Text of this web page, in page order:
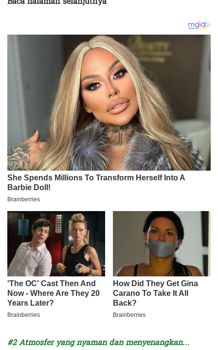
#2 Atmosfer yang nyaman dan menyenangkan…